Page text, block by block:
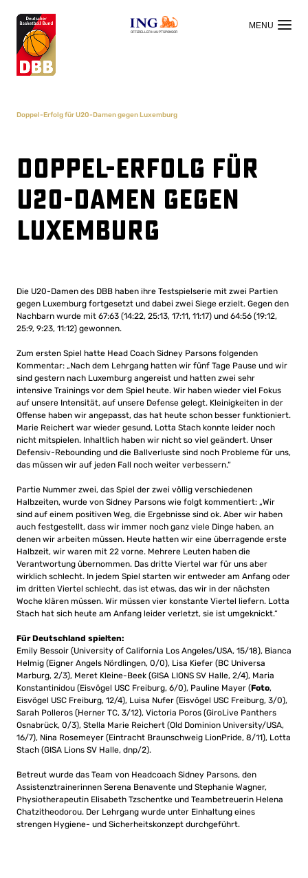
OFFIZIELLER HAUPTSPONSOR
Doppel-Erfolg für U20-Damen gegen Luxemburg
Doppel-Erfolg für
U20-Damen gegen
Luxemburg
Die U20-Damen des DBB haben ihre Testspielserie mit zwei Partien
gegen Luxemburg fortgesetzt und dabei zwei Siege erzielt. Gegen den
Nachbarn wurde mit 67:63 (14:22, 25:13, 17:11, 11:17) und 64:56 (19:12,
25:9, 9:23, 11:12) gewonnen.
Zum ersten Spiel hatte Head Coach Sidney Parsons folgenden
Kommentar: „Nach dem Lehrgang hatten wir fünf Tage Pause und wir
sind gestern nach Luxemburg angereist und hatten zwei sehr
intensive Trainings vor dem Spiel heute. Wir haben wieder viel Fokus
auf unsere Intensität, auf unsere Defense gelegt. Kleinigkeiten in der
Offense haben wir angepasst, das hat heute schon besser funktioniert.
Marie Reichert war wieder gesund, Lotta Stach konnte leider noch
nicht mitspielen. Inhaltlich haben wir nicht so viel geändert. Unser
Defensiv-Rebounding und die Ballverluste sind noch Probleme für uns,
das müssen wir auf jeden Fall noch weiter verbessern.“
Partie Nummer zwei, das Spiel der zwei völlig verschiedenen
Halbzeiten, wurde von Sidney Parsons wie folgt kommentiert: „Wir
sind auf einem positiven Weg, die Ergebnisse sind ok. Aber wir haben
auch festgestellt, dass wir immer noch ganz viele Dinge haben, an
denen wir arbeiten müssen. Heute hatten wir eine überragende erste
Halbzeit, wir waren mit 22 vorne. Mehrere Leuten haben die
Verantwortung übernommen. Das dritte Viertel war für uns aber
wirklich schlecht. In jedem Spiel starten wir entweder am Anfang oder
im dritten Viertel schlecht, das ist etwas, das wir in der nächsten
Woche klären müssen. Wir müssen vier konstante Viertel liefern. Lotta
Stach hat sich heute am Anfang leider verletzt, sie ist umgeknickt.“
Für Deutschland spielten:
Emily Bessoir (University of California Los Angeles/USA, 15/18), Bianca
Helmig (Eigner Angels Nördlingen, 0/0), Lisa Kiefer (BC Universa
Marburg, 2/3), Meret Kleine-Beek (GISA LIONS SV Halle, 2/4), Maria
Konstantinidou (Eisvögel USC Freiburg, 6/0), Pauline Mayer (Foto,
Eisvögel USC Freiburg, 12/4), Luisa Nufer (Eisvögel USC Freiburg, 3/0),
Sarah Polleros (Herner TC, 3/12), Victoria Poros (GiroLive Panthers
Osnabrück, 0/3), Stella Marie Reichert (Old Dominion University/USA,
16/7), Nina Rosemeyer (Eintracht Braunschweig LionPride, 8/11), Lotta
Stach (GISA Lions SV Halle, dnp/2).
Betreut wurde das Team von Headcoach Sidney Parsons, den
Assistenztrainerinnen Serena Benavente und Stephanie Wagner,
Physiotherapeutin Elisabeth Tzschentke und Teambetreuerin Helena
Chatzitheodorou. Der Lehrgang wurde unter Einhaltung eines
strengen Hygiene- und Sicherheitskonzept durchgeführt.